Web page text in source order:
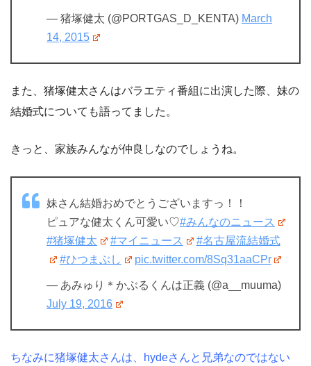
— 猪塚健太 (@PORTGAS_D_KENTA) March
14, 2015
また、猪塚健太さんはバラエティ番組に出演した際、妹の
結婚式についても語ってました。
きっと、家族みんなが仲良しなのでしょうね。
妹さん結婚おめでとうございますっ！！
ピュアな健太くん可愛い♡#みんなのニュース
#猪塚健太
#マイニュース
#名古屋流結婚式
#ひつまぶし
pic.twitter.com/8Sq31aaCPr
— あみゅり＊かぶるくんは正義 (@a__muuma)
July 19, 2016
ちなみに猪塚健太さんは、hydeさんと兄弟なのではない